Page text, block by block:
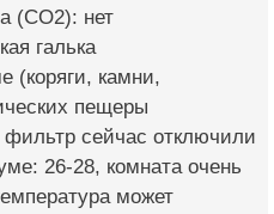
(CO2): нет
галька
(коряги, камни,
пещеры
сейчас отключили
26-28, комната очень
может